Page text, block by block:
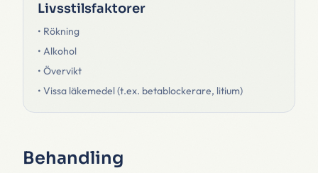
Livsstilsfaktorer
• Rökning
• Alkohol
• Övervikt
• Vissa läkemedel (t.ex. betablockerare, litium)
Behandling